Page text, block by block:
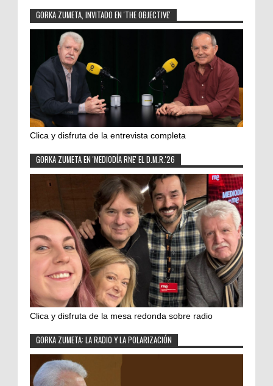
GORKA ZUMETA, INVITADO EN 'THE OBJECTIVE'
Clica y disfruta de la entrevista completa
GORKA ZUMETA EN 'MEDIODÍA RNE' EL D.M.R.'26
Clica y disfruta de la mesa redonda sobre radio
GORKA ZUMETA: LA RADIO Y LA POLARIZACIÓN